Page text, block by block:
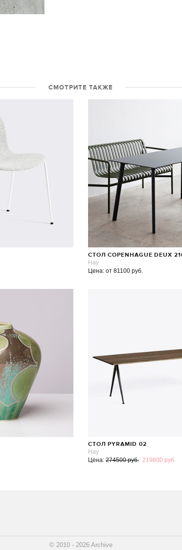
СМОТРИТЕ ТАКЖЕ
СТОЛ COPENHAGUE DEUX
Hay
Цена: от 81100 руб.
СТОЛ PYRAMID 02
Hay
Цена: 274500 руб. 219600 руб.
© 2010 - 2026 Archive